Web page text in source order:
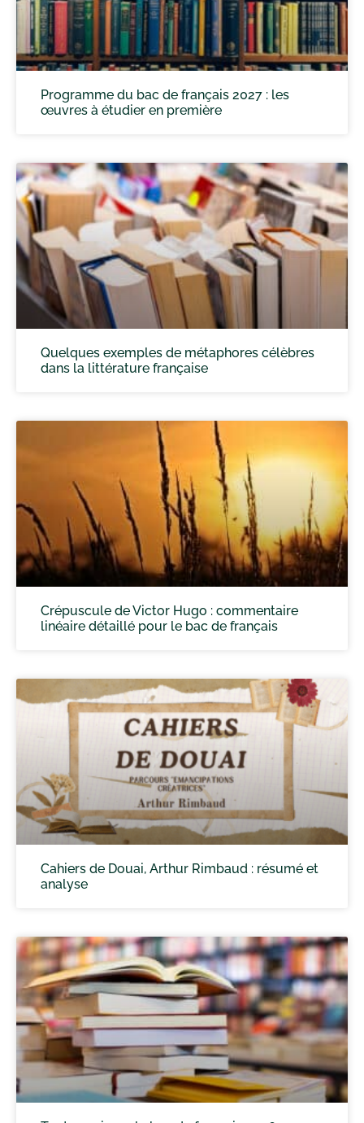
Programme du bac de français 2027 : les
œuvres à étudier en première
Quelques exemples de métaphores célèbres
dans la littérature française
Crépuscule de Victor Hugo : commentaire
linéaire détaillé pour le bac de français
Cahiers de Douai, Arthur Rimbaud : résumé et
analyse